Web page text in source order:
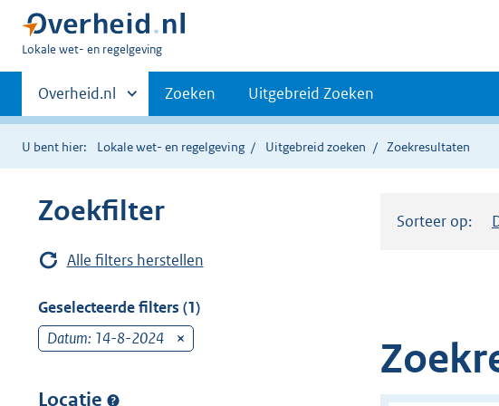
U
hier:
Lokale wet- en regelgeving
Primaire
navigatie
Andere
sites
binnen
Overheid.nl Zoeken Uitgebreid Zoeken
U bent hier: Lokale wet- en regelgeving Uitgebreid zoeken Zoekresultaten
Zoekfilter
Alle filters herstellen
Geselecteerde filters (1)
Datum: 14-8-2024
Locatie
Sorteer op: